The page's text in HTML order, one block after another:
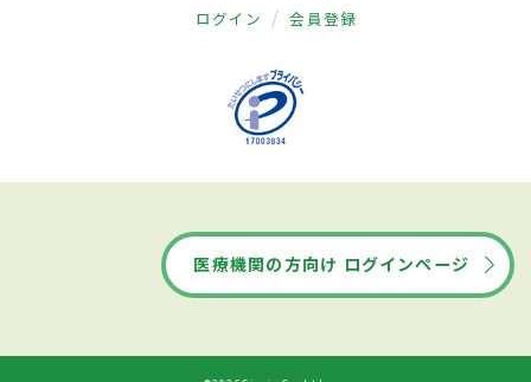
ログイン 会員登録
医療機関の方向け ログインページ